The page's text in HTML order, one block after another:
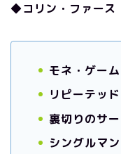
◆コリン・ファース
モネ・ゲーム
リピーテッド
裏切りのサ
シングルマン